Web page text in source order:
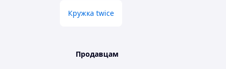
Кружка twice
Продавцам